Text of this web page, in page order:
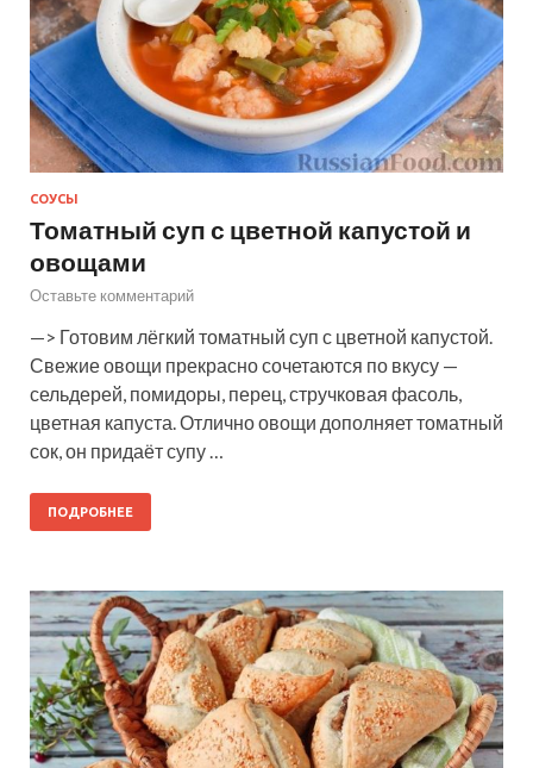
СОУСЫ
Томатный суп с цветной капустой и
овощами
Оставьте комментарий
—> Готовим лёгкий томатный суп с цветной капустой.
Свежие овощи прекрасно сочетаются по вкусу —
сельдерей, помидоры, перец, стручковая фасоль,
цветная капуста. Отлично овощи дополняет томатный
сок, он придаёт супу …
ПОДРОБНЕЕ